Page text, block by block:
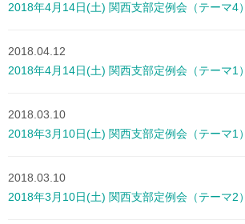
2018年4月14日(土) 関西支部定例会（テーマ4）
2018.04.12
2018年4月14日(土) 関西支部定例会（テーマ1）
2018.03.10
2018年3月10日(土) 関西支部定例会（テーマ1）
2018.03.10
2018年3月10日(土) 関西支部定例会（テーマ2）